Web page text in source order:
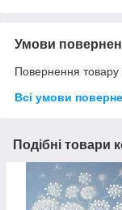
Умови
Повернення товару
Всі умови
Подібні товари